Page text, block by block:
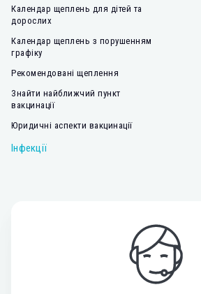
Календар щеплень для дітей та
дорослих
Календар щеплень з порушенням
графіку
Рекомендовані щеплення
Знайти найближчий пункт
вакцинації
Юридичні аспекти вакцинації
Інфекції